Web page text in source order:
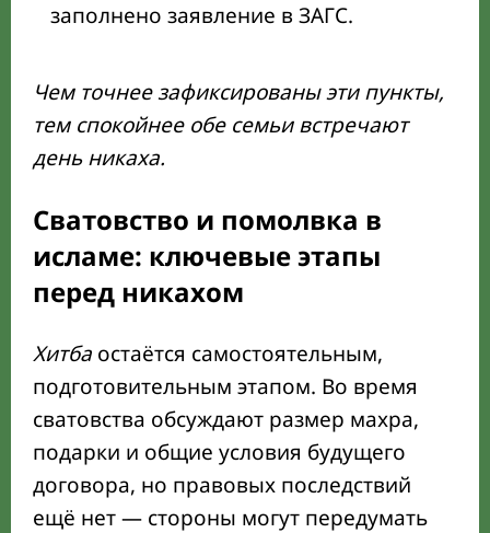
заполнено заявление в ЗАГС.
Чем точнее зафиксированы эти пункты,
тем спокойнее обе семьи встречают
день никаха.
Сватовство и помолвка в
исламе: ключевые этапы
перед никахом
Хитба остаётся самостоятельным,
подготовительным этапом. Во время
сватовства обсуждают размер махра,
подарки и общие условия будущего
договора, но правовых последствий
ещё нет — стороны могут передумать